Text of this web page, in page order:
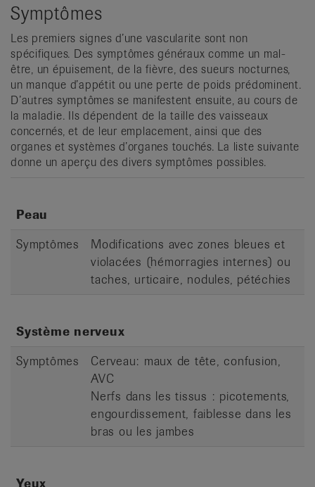
Symptômes
Les premiers signes d’une vascularite sont non
spécifiques. Des symptômes généraux comme un mal-
être, un épuisement, de la fièvre, des sueurs nocturnes,
un manque d’appétit ou une perte de poids prédominent.
D’autres symptômes se manifestent ensuite, au cours de
la maladie. Ils dépendent de la taille des vaisseaux
concernés, et de leur emplacement, ainsi que des
organes et systèmes d’organes touchés. La liste suivante
donne un aperçu des divers symptômes possibles.
Peau
Symptômes
Modifications avec zones bleues et
violacées (hémorragies internes) ou
taches, urticaire, nodules, pétéchies
Système nerveux
Symptômes
Cerveau: maux de tête, confusion,
AVC
Nerfs dans les tissus : picotements,
engourdissement, faiblesse dans les
bras ou les jambes
Yeux